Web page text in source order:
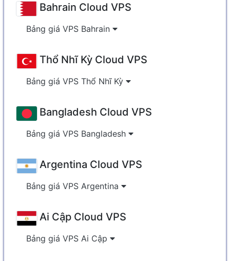
Bahrain Cloud VPS
Bảng giá VPS Bahrain
Thổ Nhĩ Kỳ Cloud VPS
Bảng giá VPS Thổ Nhĩ Kỳ
Bangladesh Cloud VPS
Bảng giá VPS Bangladesh
Argentina Cloud VPS
Bảng giá VPS Argentina
Ai Cập Cloud VPS
Bảng giá VPS Ai Cập